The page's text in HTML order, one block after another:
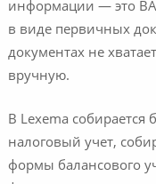
информации — это
в виде первичных
документах не
вручную.
В Lexema собирается
налоговый учет,
формы балансового